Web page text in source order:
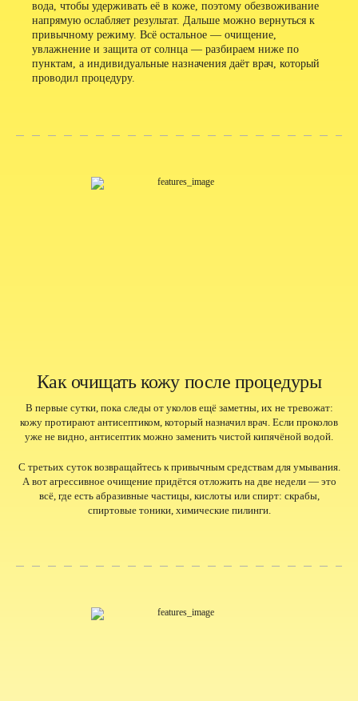
вода, чтобы удерживать её в коже, поэтому обезвоживание
напрямую ослабляет результат. Дальше можно вернуться к
привычному режиму. Всё остальное — очищение,
увлажнение и защита от солнца — разбираем ниже по
пунктам, а индивидуальные назначения даёт врач, который
проводил процедуру.
Как очищать кожу после процедуры
В первые сутки, пока следы от уколов ещё заметны, их не тревожат:
кожу протирают антисептиком, который назначил врач. Если проколов
уже не видно, антисептик можно заменить чистой кипячёной водой.
С третьих суток возвращайтесь к привычным средствам для умывания.
А вот агрессивное очищение придётся отложить на две недели — это
всё, где есть абразивные частицы, кислоты или спирт: скрабы,
спиртовые тоники, химические пилинги.